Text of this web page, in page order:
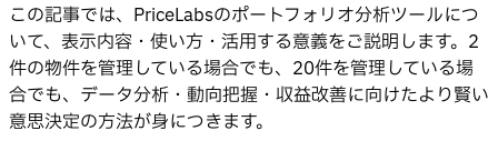
この記事では、PriceLabsのポートフォリオ分析ツールにつ
いて、表示内容・使い方・活用する意義をご説明します。2
件の物件を管理している場合でも、20件を管理している場
合でも、データ分析・動向把握・収益改善に向けたより賢い
意思決定の方法が身につきます。